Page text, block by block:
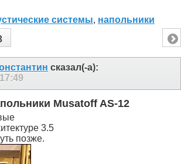
системы, напольники
сказал(-а):
17:49
Musatoff AS-12
3.5
позже.